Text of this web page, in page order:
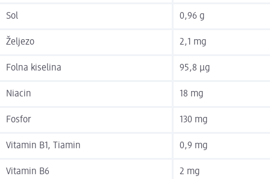
Sol 0,96 g
Željezo 2,1 mg
Folna kiselina 95,8 µg
Niacin 18 mg
Fosfor 130 mg
Vitamin B1, Tiamin 0,9 mg
Vitamin B6 2 mg